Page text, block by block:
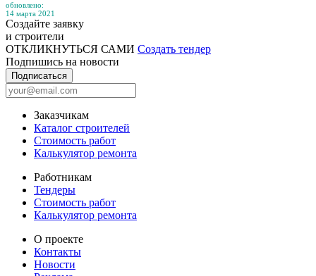
обновлено:
14 марта 2021
Создайте заявку
и строители
ОТКЛИКНУТЬСЯ САМИ Создать тендер
Подпишись на новости
Подписаться
Заказчикам
Каталог строителей
Стоимость работ
Калькулятор ремонта
Работникам
Тендеры
Стоимость работ
Калькулятор ремонта
О проекте
Контакты
Новости